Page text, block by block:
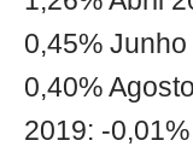
0,45%
0,40%
2019: -